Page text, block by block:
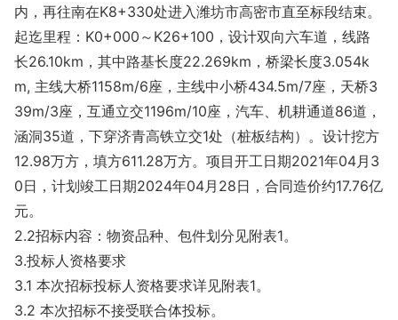
内，再往南在K8+330处进入潍坊市高密市直至标段结束。
起迄里程：K0+000～K26+100，设计双向六车道，线路
长26.10km，其中路基长度22.269km，桥梁长度3.054k
m, 主线大桥1158m/6座，主线中小桥434.5m/7座，天桥3
39m/3座，互通立交1196m/10座，汽车、机耕通道86道，
涵洞35道，下穿济青高铁立交1处（桩板结构）。设计挖方
12.98万方，填方611.28万方。项目开工日期2021年04月3
0日，计划竣工日期2024年04月28日，合同造价约17.76亿
元。
2.2招标内容：物资品种、包件划分见附表1。
3.投标人资格要求
3.1 本次招标投标人资格要求详见附表1。
3.2 本次招标不接受联合体投标。